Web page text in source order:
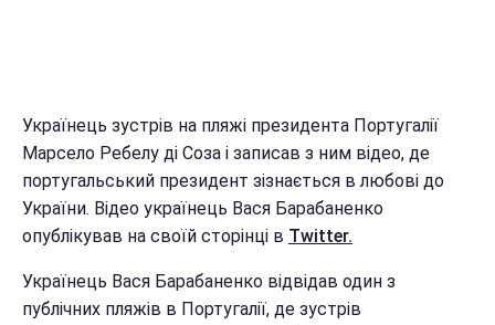
Українець зустрів на пляжі президента Португалії
Марсело Ребелу ді Соза і записав з ним відео, де
португальський президент зізнається в любові до
України. Відео українець Вася Барабаненко
опублікував на своїй сторінці в Twitter.
Українець Вася Барабаненко відвідав один з
публічних пляжів в Португалії, де зустрів